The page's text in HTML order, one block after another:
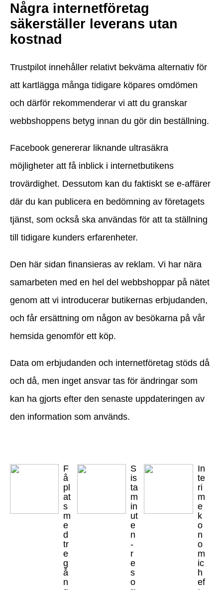
Några internetföretag
säkerställer leverans utan
kostnad
Trustpilot innehåller relativt bekväma alternativ för
att kartlägga många tidigare köpares omdömen
och därför rekommenderar vi att du granskar
webbshoppens betyg innan du gör din beställning.
Facebook genererar liknande ultrasäkra
möjligheter att få inblick i internetbutikens
trovärdighet. Dessutom kan du faktiskt se e-affärer
där du kan publicera en bedömning av företagets
tjänst, som också ska användas för att ta ställning
till tidigare kunders erfarenheter.
Den här sidan finansieras av reklam. Vi har nära
samarbeten med en hel del webbshoppar på nätet
genom att vi introducerar butikernas erbjudanden,
och får ersättning om någon av besökarna på vår
hemsida genomför ett köp.
Data om erbjudanden och internetföretag stöds då
och då, men inget ansvar tas för ändringar som
kan ha gjorts efter den senaste uppdateringen av
den information som används.
F
å
pl
at
s
m
e
d
tr
e
g
å
n
S
is
ta
m
in
ut
e
n
-
r
e
s
o
In
te
ri
m
e
k
o
n
o
m
ic
h
ef